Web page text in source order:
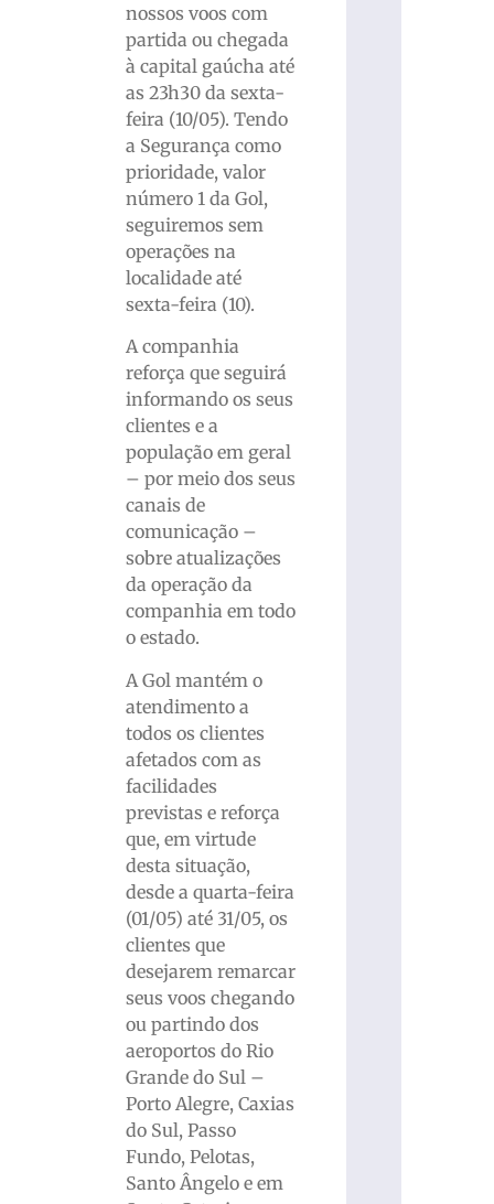
nossos voos com
partida ou chegada
à capital gaúcha até
as 23h30 da sexta-
feira (10/05). Tendo
a Segurança como
prioridade, valor
número 1 da Gol,
seguiremos sem
operações na
localidade até
sexta-feira (10).
A companhia
reforça que seguirá
informando os seus
clientes e a
população em geral
– por meio dos seus
canais de
comunicação –
sobre atualizações
da operação da
companhia em todo
o estado.
A Gol mantém o
atendimento a
todos os clientes
afetados com as
facilidades
previstas e reforça
que, em virtude
desta situação,
desde a quarta-feira
(01/05) até 31/05, os
clientes que
desejarem remarcar
seus voos chegando
ou partindo dos
aeroportos do Rio
Grande do Sul –
Porto Alegre, Caxias
do Sul, Passo
Fundo, Pelotas,
Santo Ângelo e em